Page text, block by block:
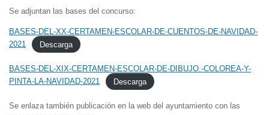
Se adjuntan las bases del concurso:
BASES-DEL-XX-CERTAMEN-ESCOLAR-DE-CUENTOS-DE-NAVIDAD-
2021
Descarga
BASES-DEL-XIX-CERTAMEN-ESCOLAR-DE-DIBUJO.-COLOREA-Y-
PINTA-LA-NAVIDAD-2021
Descarga
Se enlaza también publicación en la web del ayuntamiento con las